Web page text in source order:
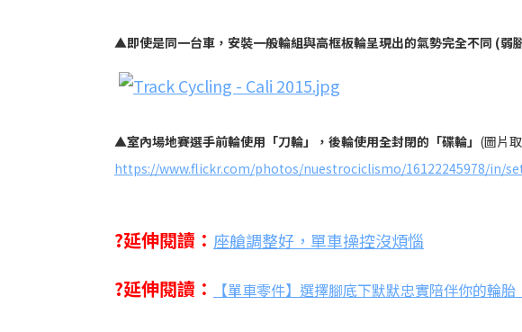
▲即使是同一台車，安裝一般輪組與高框板輪呈現出的氣勢完全不同 (弱
▲室內場地賽選手前輪使用「刀輪」，後輪使用全封閉的「碟輪」 (圖片
https://www.flickr.com/photos/nuestrociclismo/16122245978/in/
?延伸閱讀： 座艙調整好，單車操控沒煩惱
?延伸閱讀： 【單車零件】選擇腳底下默默忠實陪伴你的輪胎